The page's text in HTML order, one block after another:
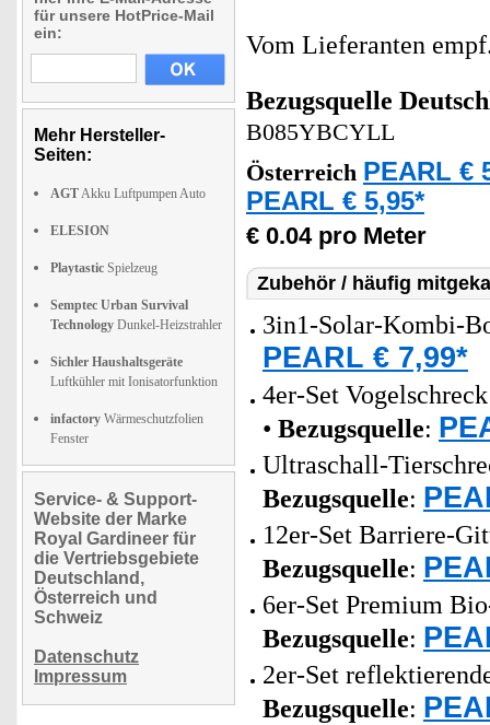
für unsere HotPrice-Mail
ein:
Mehr Hersteller-
Seiten:
AGTAkku Luftpumpen Auto
ELESION
Playtastic Spielzeug
Semptec Urban Survival
Technology Dunkel-Heizstrahler
Sichler Haushaltsgeräte
Luftkühler mit Ionisatorfunktion
infactory Wärmeschutzfolien
Fenster
Service- & Support-
Website der Marke
Royal Gardineer für
die Vertriebsgebiete
Deutschland,
Österreich und
Schweiz
Datenschutz
Impressum
Vom Lieferanten
Bezugsquelle
B085YBCYLL
Österreich PEARL €
PEARL € 5,95*
€ 0.04 pro Meter
Zubehör / häufig
3in1-Solar-Kombi-
PEARL € 7,99*
4er-Set
• Bezugsquelle:
Ultraschall-
Bezugsquelle:
12er-Set Barriere-
Bezugsquelle:
6er-Set Premium
Bezugsquelle:
2er-Set
Bezugsquelle: